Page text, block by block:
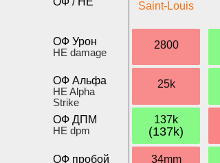
ОФ Урон
HE damage
ОФ Альфа
HE Alpha
Strike
ОФ ДПМ
HE dpm
ОФ пробой
Saint-Louis
2800
25k
137k
(137k)
34mm